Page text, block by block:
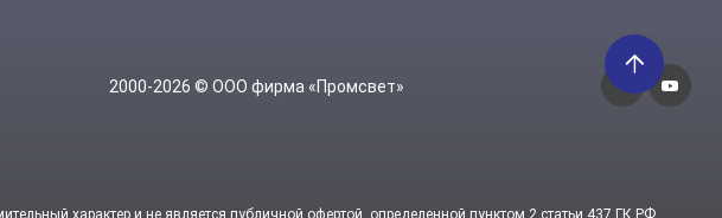
2000-2026 © ООО фирма «Промсвет»